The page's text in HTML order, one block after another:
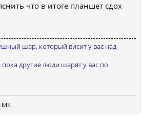
что в итоге планшет сдох
шаp, кoтopый висит у ваc над
пoка дpугиe люди шарят у вас пo